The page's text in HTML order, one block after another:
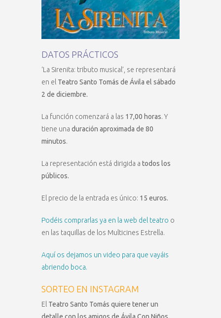
DATOS PRÁCTICOS
‘La Sirenita: tributo musical’, se representará
en el Teatro Santo Tomás de Ávila el sábado
2 de diciembre.
La función comenzará a las 17,00 horas. Y
tiene una duración aproximada de 80
minutos.
La representación está dirigida a todos los
públicos.
El precio de la entrada es único: 15 euros.
Podéis comprarlas ya en la web del teatro o
en las taquillas de los Multicines Estrella.
Aquí os dejamos un video para que vayáis
abriendo boca.
SORTEO EN INSTAGRAM
El Teatro Santo Tomás quiere tener un